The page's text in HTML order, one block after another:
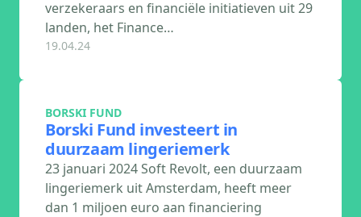
verzekeraars en financiële initiatieven uit 29
landen, het Finance…
19.04.24
BORSKI FUND
Borski Fund investeert in
duurzaam lingeriemerk
23 januari 2024 Soft Revolt, een duurzaam
lingeriemerk uit Amsterdam, heeft meer
dan 1 miljoen euro aan financiering